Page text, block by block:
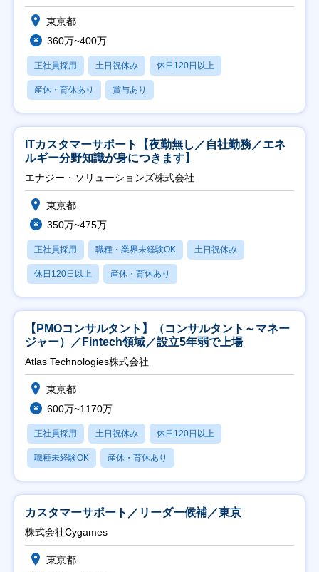
東京都
360万~400万
正社員採用 土日祝休み 休日120日以上
産休・育休あり 賞与あり
ITカスタマーサポート【夜勤無し／自社勤務／エネ
ルギー分野知識が身につきます】
エナジー・ソリューションズ株式会社
東京都
350万~475万
正社員採用 職種・業界未経験OK 土日祝休み
休日120日以上 産休・育休あり
【PMOコンサルタント】（コンサルタント～マネー
ジャー）／Fintech領域／設立5年弱で上場
Atlas Technologies株式会社
東京都
600万~1170万
正社員採用 土日祝休み 休日120日以上
職種未経験OK 産休・育休あり
カスタマーサポート／リーダー候補／東京
株式会社Cygames
東京都